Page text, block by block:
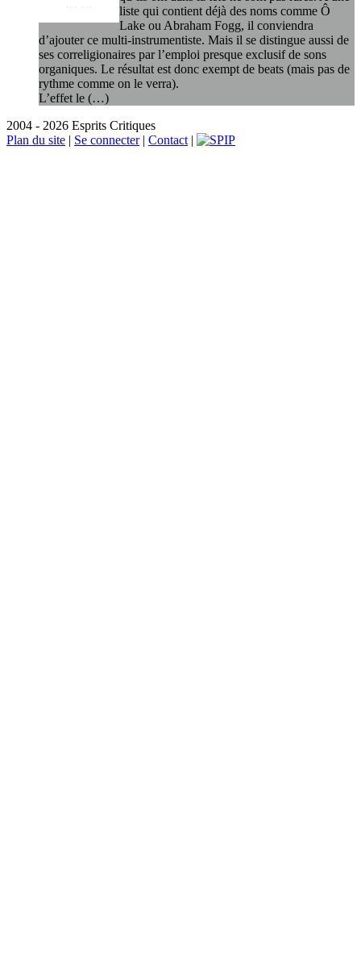
liste qui contient déjà des noms comme Ô
Lake ou Abraham Fogg, il conviendra
d’ajouter ce multi-instrumentiste. Mais il se distingue aussi de
ses correligionaires par l’emploi presque exclusif de sons
organiques. Le résultat est donc exempt de beats (mais pas de
rythme comme on le verra).
L’effet le (…)
2004 - 2026 Esprits Critiques
Plan du site | Se connecter| Contact |